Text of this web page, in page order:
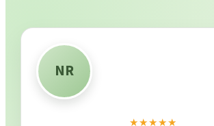
NR
★★★★★